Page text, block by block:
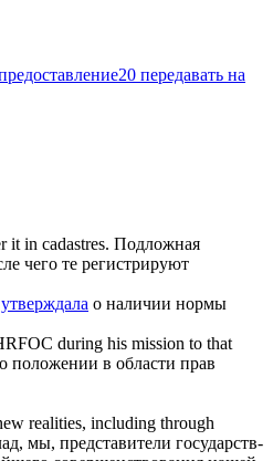
20 передавать на
it in cadastres. Подложная
чего те регистрируют
утверждала о наличии нормы
during his mission to that
в области прав
realities, including through
мы, представители государств-